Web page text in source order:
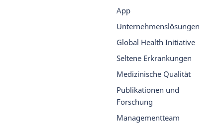
App
Unternehmenslösungen
Global Health Initiative
Seltene Erkrankungen
Medizinische Qualität
Publikationen und
Forschung
Managementteam